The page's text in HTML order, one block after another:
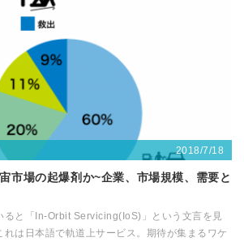
2018/7/18
市場の起爆剤か~企業、市場規模、需要と
ると「In-Orbit Servicing(IoS)」という文言を見
は日本語で軌道上サービス。期待が集まるワケ